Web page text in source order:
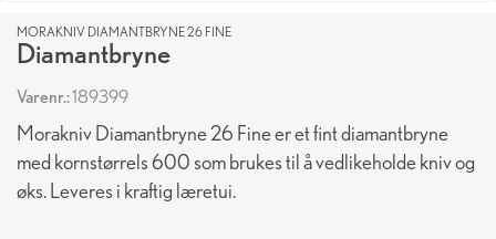
MORAKNIV DIAMANTBRYNE 26 FINE
Diamantbryne
Varenr.:189399
Morakniv Diamantbryne 26 Fine er et fint diamantbryne
med kornstørrels 600 som brukes til å vedlikeholde kniv og
øks. Leveres i kraftig læretui.